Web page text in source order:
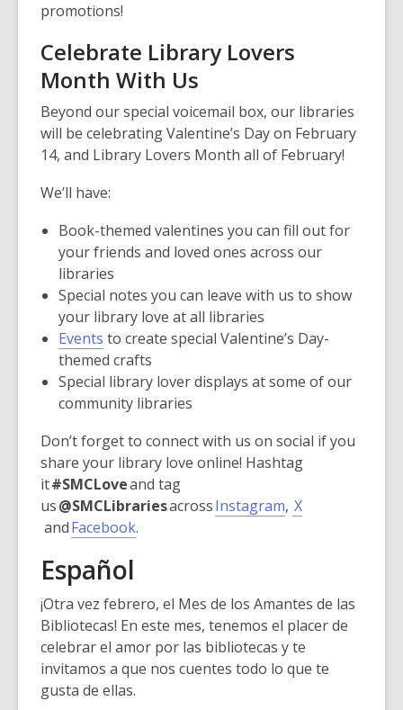
promotions!
Celebrate Library Lovers
Month With Us
Beyond our special voicemail box, our libraries
will be celebrating Valentine’s Day on February
14, and Library Lovers Month all of February!
We’ll have:
Book-themed valentines you can fill out for
your friends and loved ones across our
libraries
Special notes you can leave with us to show
your library love at all libraries
Events to create special Valentine’s Day-
themed crafts
Special library lover displays at some of our
community libraries
Don’t forget to connect with us on social if you
share your library love online! Hashtag
it#SMCLoveand tag
us@SMCLibrariesacrossInstagram,
s
a
n
e
, X
p
n
s
a
n
e
andFacebook,
n
s
a
n
.
Español
¡Otra vez febrero, el Mes de los Amantes de las
Bibliotecas! En este mes, tenemos el placer de
celebrar el amor por las bibliotecas y te
invitamos a que nos cuentes todo lo que te
gusta de ellas.